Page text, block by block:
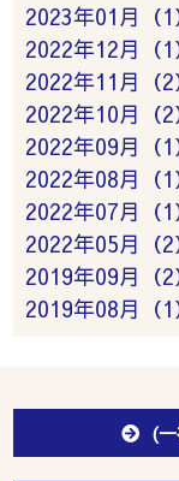
2023年01月（1
2022年12月（1
2022年11月（2
2022年10月（2
2022年09月（1
2022年08月（1
2022年07月（1
2022年05月（2
2019年09月（2
2019年08月（1
(